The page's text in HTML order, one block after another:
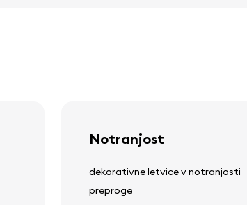
Notranjost
dekorativne letvice v notranjosti
preproge